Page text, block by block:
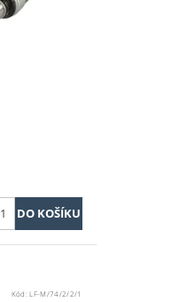
Kód:LF-M/74/2/2/1